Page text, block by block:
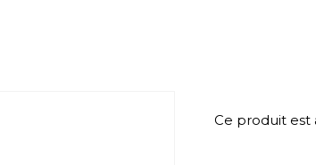
Ce produit est